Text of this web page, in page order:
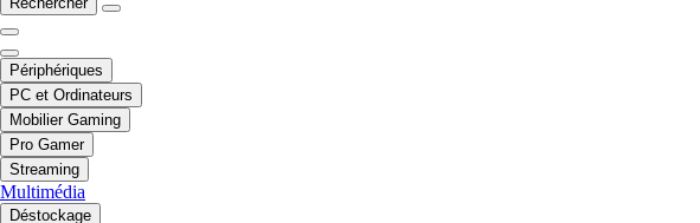
Périphériques
PC et Ordinateurs
Mobilier Gaming
Pro Gamer
Streaming
Multimédia
Déstockage